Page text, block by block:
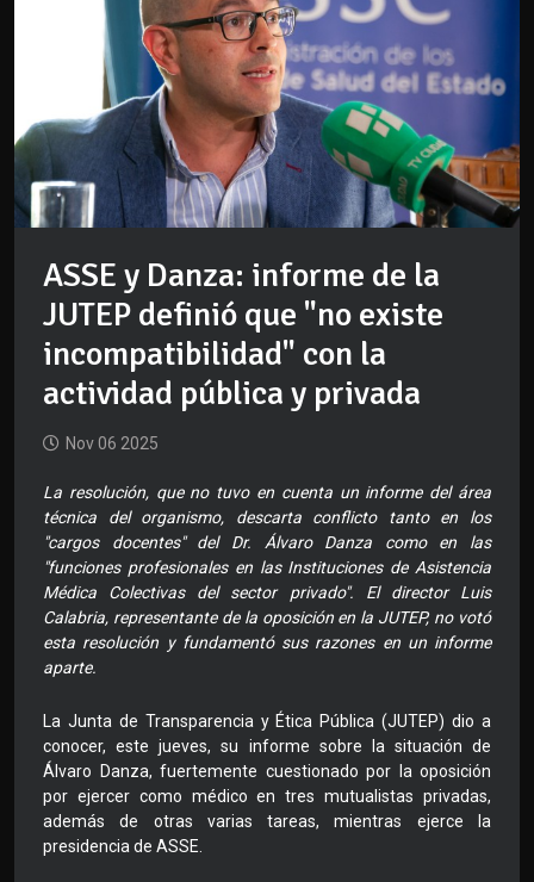
ASSE y Danza: informe de la
JUTEP definió que "no existe
incompatibilidad" con la
actividad pública y privada
Nov 06 2025
La resolución, que no tuvo en cuenta un informe del área
técnica del organismo, descarta conflicto tanto en los
"cargos docentes" del Dr. Álvaro Danza como en las
"funciones profesionales en las Instituciones de Asistencia
Médica Colectivas del sector privado". El director Luis
Calabria, representante de la oposición en la JUTEP, no votó
esta resolución y fundamentó sus razones en un informe
aparte.
La Junta de Transparencia y Ética Pública (JUTEP) dio a
conocer, este jueves, su informe sobre la situación de
Álvaro Danza, fuertemente cuestionado por la oposición
por ejercer como médico en tres mutualistas privadas,
además de otras varias tareas, mientras ejerce la
presidencia de ASSE.